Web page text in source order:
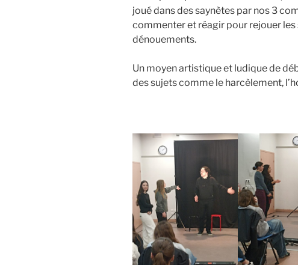
joué dans des saynètes par nos 3
commenter et réagir pour rejouer
dénouements.
Un moyen artistique et ludique de
des sujets comme le harcèlement,